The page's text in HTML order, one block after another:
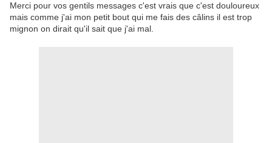
Merci pour vos gentils messages c'est vrais que c'est douloureux
mais comme j'ai mon petit bout qui me fais des câlins il est trop
mignon on dirait qu'il sait que j'ai mal.